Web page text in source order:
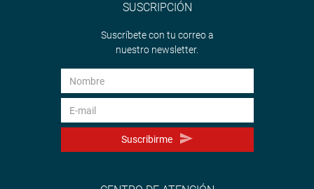
SUSCRIPCIÓN
Suscríbete con tu correo a
nuestro newsletter.
Suscribirme